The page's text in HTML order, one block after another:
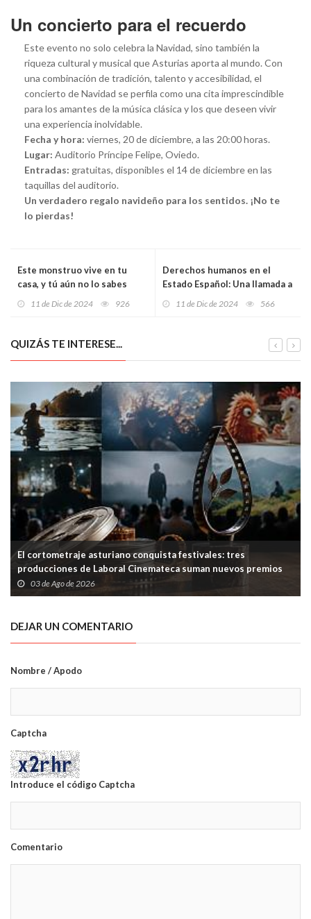
Un concierto para el recuerdo
Este evento no solo celebra la Navidad, sino también la
riqueza cultural y musical que Asturias aporta al mundo. Con
una combinación de tradición, talento y accesibilidad, el
concierto de Navidad se perfila como una cita imprescindible
para los amantes de la música clásica y los que deseen vivir
una experiencia inolvidable.
Fecha y hora: viernes, 20 de diciembre, a las 20:00 horas.
Lugar: Auditorio Príncipe Felipe, Oviedo.
Entradas: gratuitas, disponibles el 14 de diciembre en las
taquillas del auditorio.
Un verdadero regalo navideño para los sentidos. ¡No te
lo pierdas!
Este monstruo vive en tu
casa, y tú aún no lo sabes
11 de Dic de 2024 926
Derechos humanos en el
Estado Español: Una llamada a
11 de Dic de 2024 566
QUIZÁS TE INTERESE...
El cortometraje asturiano conquista festivales: tres
producciones de Laboral Cinemateca suman nuevos premios
03 de Ago de 2026
DEJAR UN COMENTARIO
Nombre / Apodo
Captcha
Introduce el código Captcha
Comentario